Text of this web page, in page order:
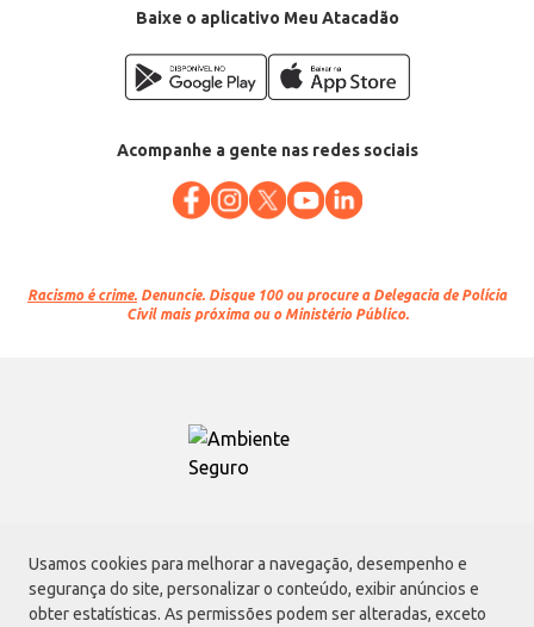
Usamos cookies para melhorar a navegação, desempenho e
segurança do site, personalizar o conteúdo, exibir anúncios e
obter estatísticas. As permissões podem ser alteradas, exceto
Baixe o aplicativo Meu Atacadão
Acompanhe a gente nas redes sociais
Racismo é crime. Denuncie. Disque 100 ou procure a Delegacia de Polícia
Civil mais próxima ou o Ministério Público.
Atacadão S.A.
Avenida Morvan Dias de Figueiredo, 6169, Vila Maria, São Paulo - SP | CEP
02170-901 | CNPJ: 75.315.333/0001-09